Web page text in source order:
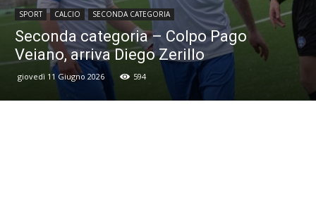
SPORT CALCIO SECONDA CATEGORIA
Seconda categoria – Colpo Pago
Veiano, arriva Diego Zerillo
giovedì 11 Giugno 2026 594